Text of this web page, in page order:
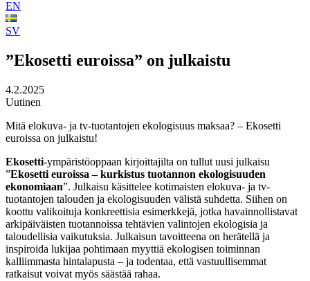
EN
SV
”Ekosetti euroissa” on julkaistu
4.2.2025
Uutinen
Mitä elokuva- ja tv-tuotantojen ekologisuus maksaa? – Ekosetti
euroissa on julkaistu!
Ekosetti-ympäristöoppaan kirjoittajilta on tullut uusi julkaisu
”Ekosetti euroissa – kurkistus tuotannon ekologisuuden
ekonomiaan”. Julkaisu käsittelee kotimaisten elokuva- ja tv-
tuotantojen talouden ja ekologisuuden välistä suhdetta. Siihen on
koottu valikoituja konkreettisia esimerkkejä, jotka havainnollistavat
arkipäiväisten tuotannoissa tehtävien valintojen ekologisia ja
taloudellisia vaikutuksia. Julkaisun tavoitteena on herätellä ja
inspiroida lukijaa pohtimaan myyttiä ekologisen toiminnan
kalliimmasta hintalapusta – ja todentaa, että vastuullisemmat
ratkaisut voivat myös säästää rahaa.